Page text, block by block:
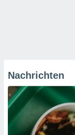
Nachrichten